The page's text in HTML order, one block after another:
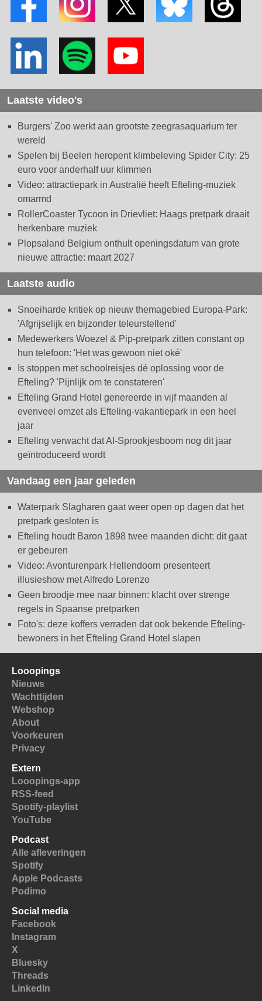
Laatste video's
Burgers' Zoo werkt aan grootste zeegrasaquarium ter
wereld
Spelen bij Beelen heropent klimbeleving Spider City: 25
euro voor anderhalf uur klimmen
Video: attractiepark in Australië heeft Efteling-muziek
omarmd
RollerCoaster Tycoon in Drievliet: Haags pretpark draait
herkenbare muziek
Plopsaland Belgium onthult openingsdatum van grote
nieuwe attractie: maart 2027
Laatste audio
Snoeiharde kritiek op nieuw themagebied Europa-Park:
'Afgrijselijk en bijzonder teleurstellend'
Medewerkers Woezel & Pip-pretpark zitten constant op
hun telefoon: 'Het was gewoon niet oké'
Is stoppen met schoolreisjes dé oplossing voor de
Efteling? 'Pijnlijk om te constateren'
Efteling Grand Hotel genereerde in vijf maanden al
evenveel omzet als Efteling-vakantiepark in een heel
jaar
Efteling verwacht dat AI-Sprookjesboom nog dit jaar
geïntroduceerd wordt
Vandaag een jaar geleden
Waterpark Slagharen gaat weer open op dagen dat het
pretpark gesloten is
Efteling houdt Baron 1898 twee maanden dicht: dit gaat
er gebeuren
Video: Avonturenpark Hellendoorn presenteert
illusieshow met Alfredo Lorenzo
Geen broodje mee naar binnen: klacht over strenge
regels in Spaanse pretparken
Foto's: deze koffers verraden dat ook bekende Efteling-
bewoners in het Efteling Grand Hotel slapen
Looopings
Nieuws
Wachttijden
Webshop
About
Voorkeuren
Privacy
Extern
Looopings-app
RSS-feed
Spotify-playlist
YouTube
Podcast
Alle afleveringen
Spotify
Apple Podcasts
Podimo
Social media
Facebook
Instagram
X
Bluesky
Threads
LinkedIn